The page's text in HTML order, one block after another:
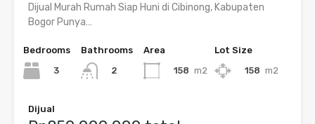
Dijual Murah Rumah Siap Huni di Cibinong, Kabupaten
Bogor Punya…
Bedrooms
3
Bathrooms
2
Area
158 m2
Lot Size
158 m2
Dijual